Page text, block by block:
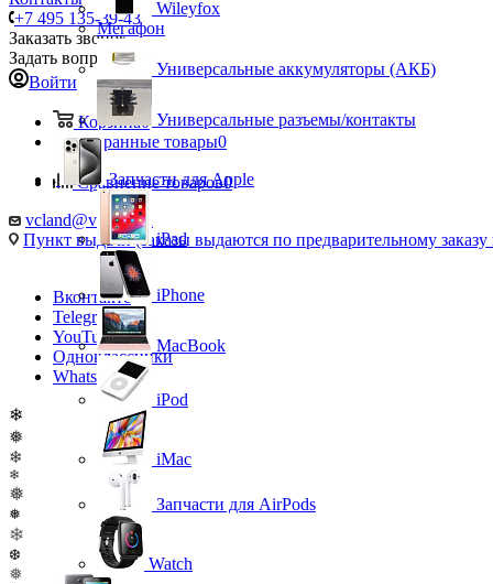
+7 495 135-39-43
Заказать звонок
Задать вопрос
Войти
Корзина0
Избранные товары0
Сравнение товаров0
vcland@vcland.ru
Пункт выдачи (заказы выдаются по предварительному заказу
Вконтакте
Telegram
YouTube
Одноклассники
WhatsApp
❄
❅
❄
❄
❅
❅
❄
❆
❅
Wileyfox
Мегафон
Универсальные аккумуляторы (АКБ)
Универсальные разъемы/контакты
Запчасти для Apple
iPad
iPhone
MacBook
iPod
iMac
Запчасти для AirPods
Watch